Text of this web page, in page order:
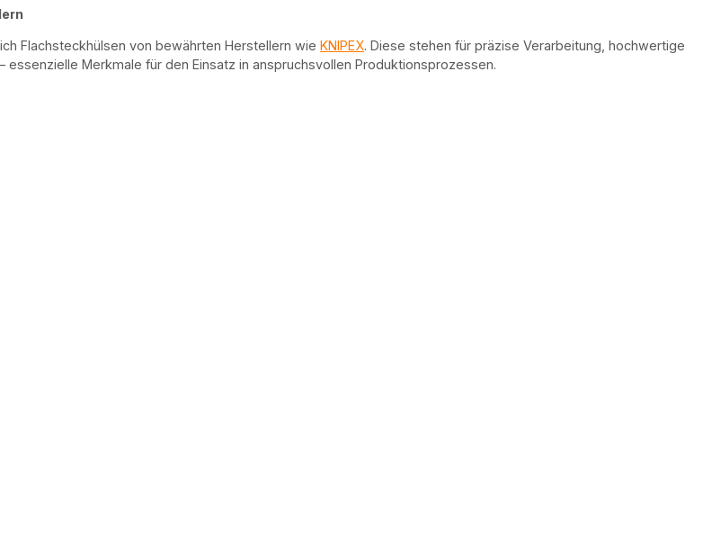
Flachsteckhülsen von bewährten Herstellern wie KNIPEX. Diese stehen für präzise Verarbeitung, hochwertige
essenzielle Merkmale für den Einsatz in anspruchsvollen Produktionsprozessen.